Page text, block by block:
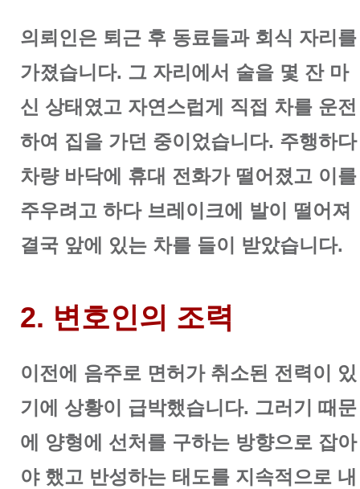
의뢰인은 퇴근 후 동료들과 회식 자리를
가졌습니다. 그 자리에서 술을 몇 잔 마
신 상태였고 자연스럽게 직접 차를 운전
하여 집을 가던 중이었습니다. 주행하다
차량 바닥에 휴대 전화가 떨어졌고 이를
주우려고 하다 브레이크에 발이 떨어져
결국 앞에 있는 차를 들이 받았습니다.
2. 변호인의 조력
이전에 음주로 면허가 취소된 전력이 있
기에 상황이 급박했습니다. 그러기 때문
에 양형에 선처를 구하는 방향으로 잡아
야 했고 반성하는 태도를 지속적으로 내